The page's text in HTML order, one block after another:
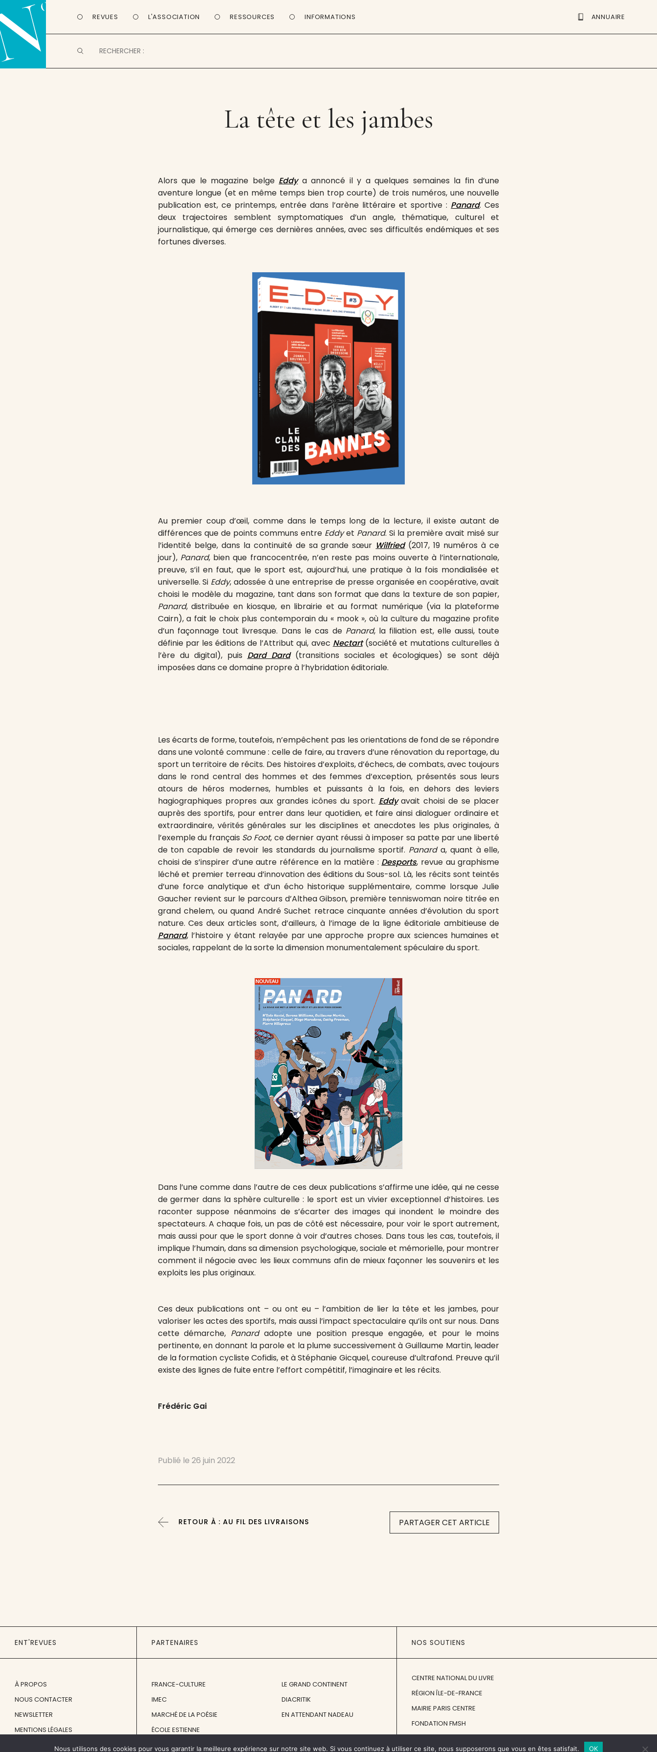
REVUES L'ASSOCIATION RESSOURCES INFORMATIONS ANNUAIRE
La tête et les jambes
Alors que le magazine belge Eddya annoncé il y a quelques semaines la fin d’une
aventure longue (et en même temps bien trop courte) de trois numéros, une nouvelle
publication est, ce printemps, entrée dans l’arène littéraire et sportive : Panard. Ces
deux trajectoires semblent symptomatiques d’un angle, thématique, culturel et
journalistique, qui émerge ces dernières années, avec ses difficultés endémiques et ses
fortunes diverses.
Au premier coup d’œil, comme dans le temps long de la lecture, il existe autant de
différences que de points communs entre Eddyet Panard. Si la première avait misé sur
l’identité belge, dans la continuité de sa grande sœur Wilfried(2017, 19 numéros à ce
jour), Panard, bien que francocentrée, n’en reste pas moins ouverte à l’internationale,
preuve, s’il en faut, que le sport est, aujourd’hui, une pratique à la fois mondialisée et
universelle. Si Eddy, adossée à une entreprise de presse organisée en coopérative, avait
choisi le modèle du magazine, tant dans son format que dans la texture de son papier,
Panard, distribuée en kiosque, en librairie et au format numérique (via la plateforme
Cairn), a fait le choix plus contemporain du « mook », où la culture du magazine profite
d’un façonnage tout livresque. Dans le cas de Panard, la filiation est, elle aussi, toute
définie par les éditions de l’Attribut qui, avec Nectart(société et mutations culturelles à
l’ère du digital), puis Dard Dard(transitions sociales et écologiques) se sont déjà
imposées dans ce domaine propre à l’hybridation éditoriale.
Les écarts de forme, toutefois, n’empêchent pas les orientations de fond de se répondre
dans une volonté commune : celle de faire, au travers d’une rénovation du reportage, du
sport un territoire de récits. Des histoires d’exploits, d’échecs, de combats, avec toujours
dans le rond central des hommes et des femmes d’exception, présentés sous leurs
atours de héros modernes, humbles et puissants à la fois, en dehors des leviers
hagiographiques propres aux grandes icônes du sport. Eddyavait choisi de se placer
auprès des sportifs, pour entrer dans leur quotidien, et faire ainsi dialoguer ordinaire et
extraordinaire, vérités générales sur les disciplines et anecdotes les plus originales, à
l’exemple du français So Foot, ce dernier ayant réussi à imposer sa patte par une liberté
de ton capable de revoir les standards du journalisme sportif. Panarda, quant à elle,
choisi de s’inspirer d’une autre référence en la matière : Desports, revue au graphisme
léché et premier terreau d’innovation des éditions du Sous-sol. Là, les récits sont teintés
d’une force analytique et d’un écho historique supplémentaire, comme lorsque Julie
Gaucher revient sur le parcours d’Althea Gibson, première tenniswoman noire titrée en
grand chelem, ou quand André Suchet retrace cinquante années d’évolution du sport
nature. Ces deux articles sont, d’ailleurs, à l’image de la ligne éditoriale ambitieuse de
Panard, l’histoire y étant relayée par une approche propre aux sciences humaines et
sociales, rappelant de la sorte la dimension monumentalement spéculaire du sport.
Dans l’une comme dans l’autre de ces deux publications s’affirme une idée, qui ne cesse
de germer dans la sphère culturelle : le sport est un vivier exceptionnel d’histoires. Les
raconter suppose néanmoins de s’écarter des images qui inondent le moindre des
spectateurs. A chaque fois, un pas de côté est nécessaire, pour voir le sport autrement,
mais aussi pour que le sport donne à voir d’autres choses. Dans tous les cas, toutefois, il
implique l’humain, dans sa dimension psychologique, sociale et mémorielle, pour montrer
comment il négocie avec les lieux communs afin de mieux façonner les souvenirs et les
exploits les plus originaux.
Ces deux publications ont – ou ont eu – l’ambition de lier la tête et les jambes, pour
valoriser les actes des sportifs, mais aussi l’impact spectaculaire qu’ils ont sur nous. Dans
cette démarche, Panardadopte une position presque engagée, et pour le moins
pertinente, en donnant la parole et la plume successivement à Guillaume Martin, leader
de la formation cycliste Cofidis, et à Stéphanie Gicquel, coureuse d’ultrafond. Preuve qu’il
existe des lignes de fuite entre l’effort compétitif, l’imaginaire et les récits.
Frédéric Gai
Publié le 26 juin 2022
PARTAGER CET ARTICLE
RETOUR À : AU FIL DES LIVRAISONS
ENT'REVUES
À PROPOS
NOUS CONTACTER
NEWSLETTER
MENTIONS LÉGALES
PARTENAIRES
FRANCE-CULTURE
IMEC
MARCHÉ DE LA POÉSIE
ÉCOLE ESTIENNE
LE GRAND CONTINENT
DIACRITIK
EN ATTENDANT NADEAU
NOS SOUTIENS
CENTRE NATIONAL DU LIVRE
RÉGION ÎLE-DE-FRANCE
MAIRIE PARIS CENTRE
FONDATION FMSH
© 1998 - 2026, ENT'REVUES
Nous utilisons des cookies pour vous garantir la meilleure expérience sur notre site web. Si vous continuez à utiliser ce site, nous supposerons que vous en êtes satisfait. OK